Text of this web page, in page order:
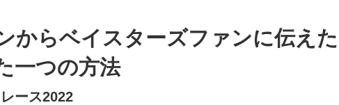
#藤田晋 #三山凌輝 #高市早苗 #後藤真希 #森岡毅 #城彰二
#玉木雄一郎
#亀和田武
からベイスターズファンに伝え
一つの方法
ース2022